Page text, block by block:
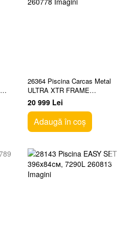
26364 Piscina Carcas Metal
ULTRA XTR FRAME
732х366х132см, 31805L
20 999 Lei
Adaugă în coș